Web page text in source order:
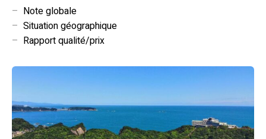
– Note globale
– Situation géographique
– Rapport qualité/prix